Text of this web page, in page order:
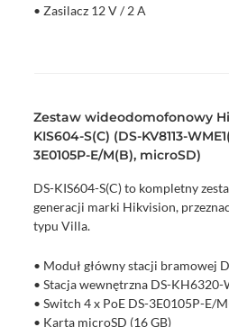
• Zasilacz 12 V / 2 A
Zestaw wideodomofonowy
KIS604-S(C) (DS-KV8113-
3E0105P-E/M(B), microSD)
DS-KIS604-S(C) to kompletny
generacji marki Hikvision,
typu Villa.
• Moduł główny stacji bramowej
• Stacja wewnętrzna DS-KH6320-
• Switch 4 x PoE DS-3E0105P-E/
• Karta microSD (16 GB)